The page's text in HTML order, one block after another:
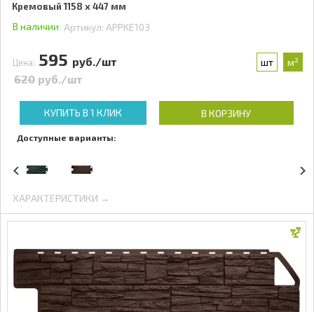
Кремовый 1158 x 447 мм
В наличии Артикул: APPKE103
Цена: 595 руб./шт шт м²
620 руб./шт
КУПИТЬ В 1 КЛИК В КОРЗИНУ
Доступные варианты:
ХАРАКТЕРИСТИКИ →